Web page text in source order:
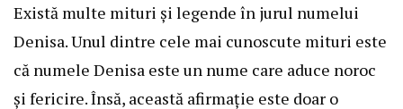
Există multe mituri și legende în jurul numelui
Denisa. Unul dintre cele mai cunoscute mituri este
că numele Denisa este un nume care aduce noroc
și fericire. Însă, această afirmație este doar o